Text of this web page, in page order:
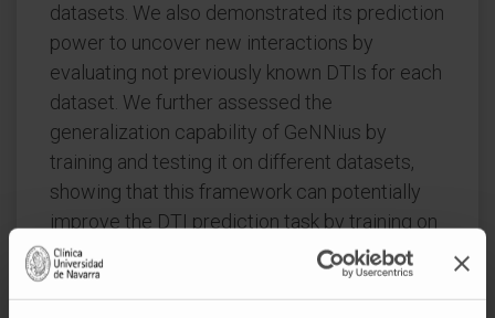
datasets. We also demonstrated its prediction
power to uncover new interactions by
evaluating not previously known DTIs for each
dataset. We further assessed the
generalization capability of GeNNius by
training and testing it on different datasets,
showing that this framework can potentially
improve the DTI prediction task by training on
large datasets and testing on smaller ones.
Finally, we investigated qualitatively the